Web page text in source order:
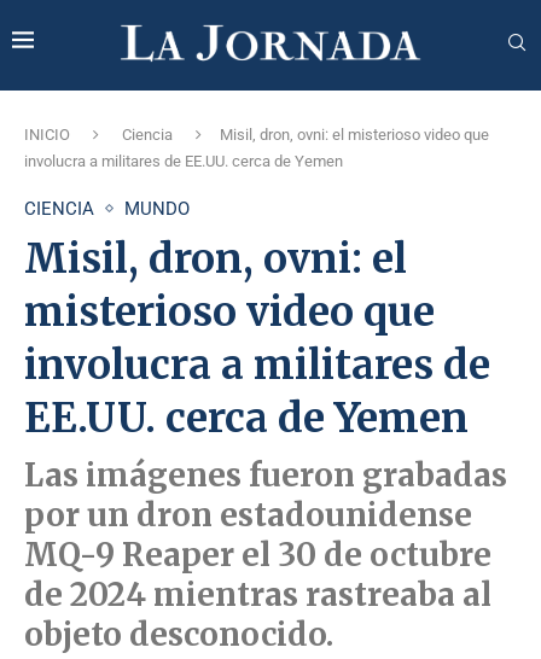
INICIO Ciencia
Misil, dron, ovni: el misterioso video que
involucra a militares de EE.UU. cerca de Yemen
CIENCIA MUNDO
Misil, dron, ovni: el
misterioso video que
involucra a militares de
EE.UU. cerca de Yemen
Las imágenes fueron grabadas
por un dron estadounidense
MQ-9 Reaper el 30 de octubre
de 2024 mientras rastreaba al
objeto desconocido.